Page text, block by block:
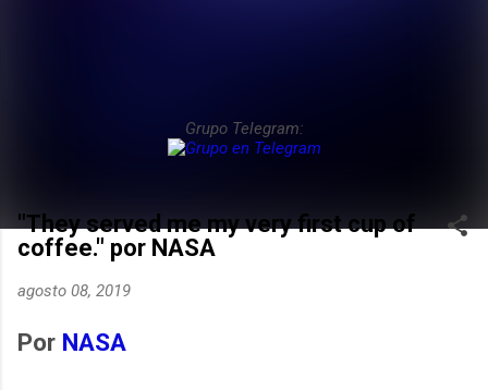
Grupo Telegram:
"They served me my very first cup of
coffee." por NASA
agosto 08, 2019
Por NASA